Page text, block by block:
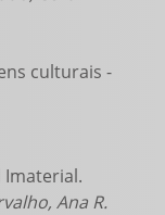
culturais -
Imaterial.
Ana R.